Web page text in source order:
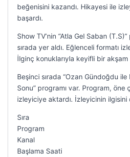
beğenisini kazandı. Hikayesi ile
başardı.
Show TV’nin “Atla Gel Saban
sırada yer aldı. Eğlenceli formatı
İlginç konuklarıyla keyifli bir akşam
Beşinci sırada “Ozan Gündoğdu
Sonu” programı var. Program, öne
izleyiciye aktardı. İzleyicinin ilgisini
Sıra
Program
Kanal
Başlama Saati